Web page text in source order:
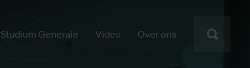
Studium Generale Video Over ons